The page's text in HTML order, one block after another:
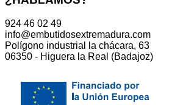
924 46 02 49
info@embutidosextremadura.com
Polígono industrial la chácara, 63
06350 - Higuera la Real (Badajoz)